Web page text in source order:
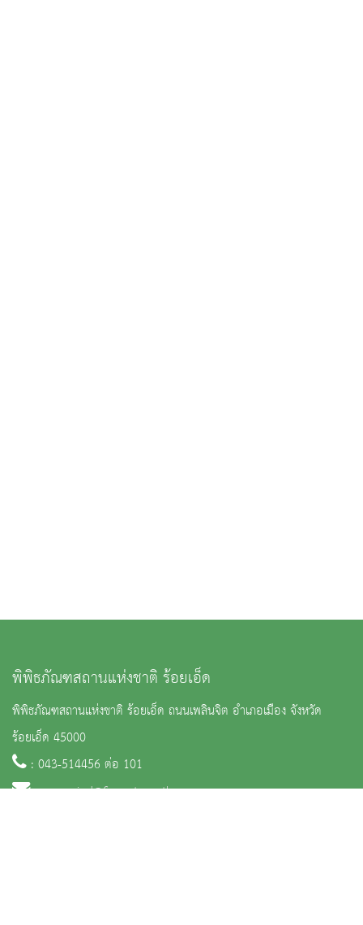
พิพิธภัณฑสถานแห่งชาติ ร้อยเอ็ด
พิพิธภัณฑสถานแห่งชาติ ร้อยเอ็ด ถนนเพลินจิต อำเภอเมือง จังหวัด
ร้อยเอ็ด 45000
: 043-514456 ต่อ 101
:nm_roied@finearts.go.th